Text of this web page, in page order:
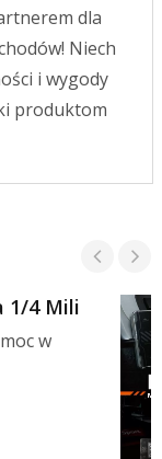
dla
Niech
i wygody
produktom
1/4 Mili
w